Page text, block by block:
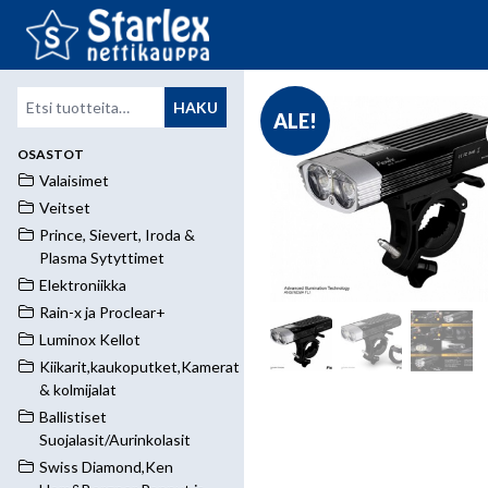
Etsi: HAKU
OSASTOT
Valaisimet
Veitset
Prince, Sievert, Iroda &
Plasma Sytyttimet
Elektroniikka
Rain-x ja Proclear+
Luminox Kellot
Kiikarit,kaukoputket,Kamerat
& kolmijalat
Ballistiset
Suojalasit/Aurinkolasit
Swiss Diamond,Ken
ALE!